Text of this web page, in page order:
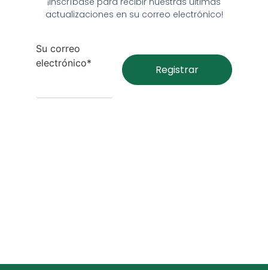
actualizaciones en su correo electrónico!
Su correo
electrónico*